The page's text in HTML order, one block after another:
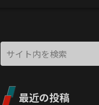
最近の投稿